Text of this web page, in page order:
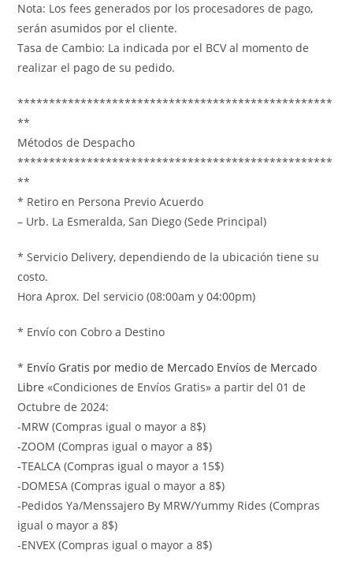
Nota: Los fees generados por los procesadores de pago,
serán asumidos por el cliente.
Tasa de Cambio: La indicada por el BCV al momento de
realizar el pago de su pedido.
**************************************************
**
Métodos de Despacho
**************************************************
**
* Retiro en Persona Previo Acuerdo
– Urb. La Esmeralda, San Diego (Sede Principal)
* Servicio Delivery, dependiendo de la ubicación tiene su
costo.
Hora Aprox. Del servicio (08:00am y 04:00pm)
* Envío con Cobro a Destino
* Envío Gratis por medio de Mercado Envíos de Mercado
Libre «Condiciones de Envíos Gratis» a partir del 01 de
Octubre de 2024:
-MRW (Compras igual o mayor a 8$)
-ZOOM (Compras igual o mayor a 8$)
-TEALCA (Compras igual o mayor a 15$)
-DOMESA (Compras igual o mayor a 8$)
-Pedidos Ya/Menssajero By MRW/Yummy Rides (Compras
igual o mayor a 8$)
-ENVEX (Compras igual o mayor a 8$)